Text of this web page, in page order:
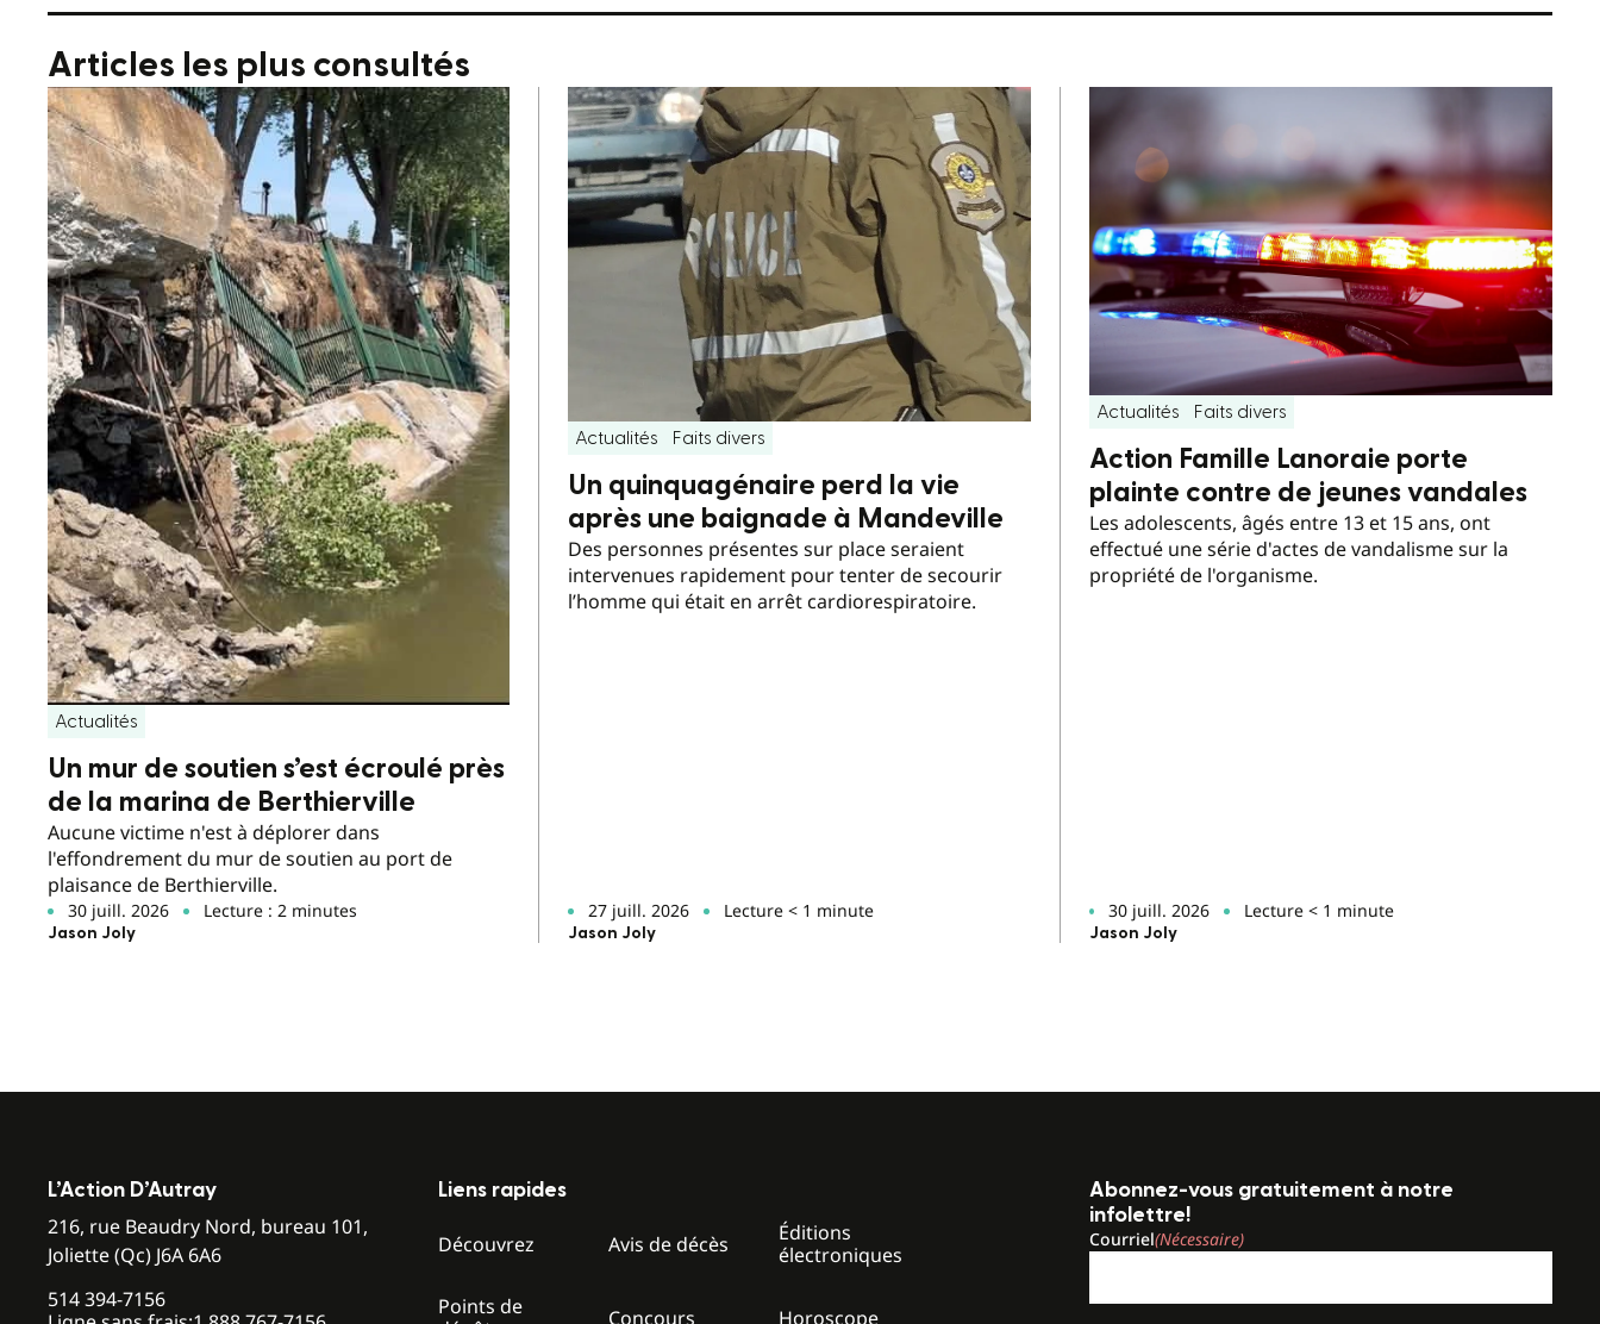
Articles les plus consultés
Actualités
Un mur de soutien s’est écroulé près
de la marina de Berthierville
Aucune victime n'est à déplorer dans
l'effondrement du mur de soutien au port de
plaisance de Berthierville.
30 juill. 2026 Lecture : 2 minutes
Jason Joly
Actualités Faits divers
Un quinquagénaire perd la vie
après une baignade à Mandeville
Des personnes présentes sur place seraient
intervenues rapidement pour tenter de secourir
l’homme qui était en arrêt cardiorespiratoire.
27 juill. 2026 Lecture < 1 minute
Jason Joly
Actualités Faits divers
Action Famille Lanoraie porte
plainte contre de jeunes vandales
Les adolescents, âgés entre 13 et 15 ans, ont
effectué une série d'actes de vandalisme sur la
propriété de l'organisme.
30 juill. 2026 Lecture < 1 minute
Jason Joly
L’Action D’Autray
216, rue Beaudry Nord, bureau 101,
Joliette (Qc) J6A 6A6
514 394-7156
Liens rapides
Découvrez Avis de décès
Éditions
électroniques
Points de
Concours Horoscope
Abonnez-vous gratuitement à notre
infolettre!
Courriel(Nécessaire)